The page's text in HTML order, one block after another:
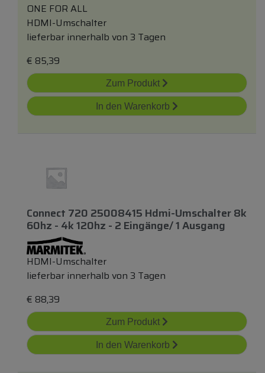
ONE FOR ALL
HDMI-Umschalter
lieferbar innerhalb von 3 Tagen
€ 85,39
Zum Produkt
In den Warenkorb
Connect 720 25008415 Hdmi-Umschalter 8k
60hz - 4k 120hz - 2 Eingänge/ 1 Ausgang
HDMI-Umschalter
lieferbar innerhalb von 3 Tagen
€ 88,39
Zum Produkt
In den Warenkorb